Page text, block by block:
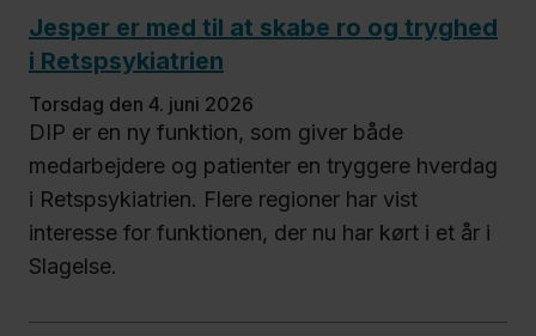
Jesper er med til at skabe ro og tryghed
i Retspsykiatrien
torsdag den 4. juni 2026
DIP er en ny funktion, som giver både
medarbejdere og patienter en tryggere hverdag
i Retspsykiatrien. Flere regioner har vist
interesse for funktionen, der nu har kørt i et år i
Slagelse.